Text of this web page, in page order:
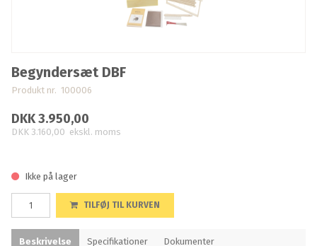
Begyndersæt DBF
Produkt nr. 100006
DKK 3.950,00
DKK 3.160,00 ekskl. moms
Ikke på lager
TILFØJ TIL KURVEN
Beskrivelse Specifikationer Dokumenter